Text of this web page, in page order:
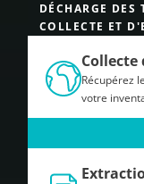
DÉCHARGE DES
COLLECTE ET
Collecte
Récupérez
votre